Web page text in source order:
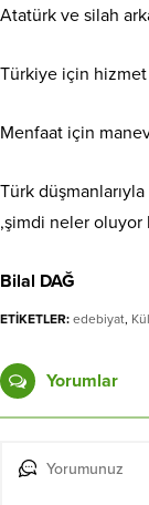
Atatürk ve silah
Türkiye için
Menfaat için
Türk
,şimdi neler oluyor
Bilal DAĞ
ETİKETLER: edebiyat,
Yorumlar